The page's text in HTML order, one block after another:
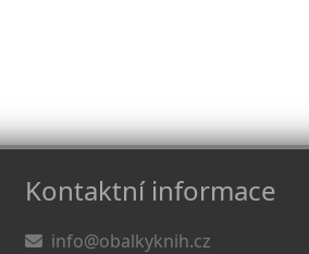
Kontaktní informace
info@obalkyknih.cz